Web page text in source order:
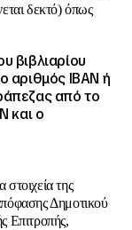
δεκτό) όπως
βιβλιαρίου
αριθμός ΙΒΑΝ ή
από το
και ο
της
Δημοτικού
Επιτροπής,